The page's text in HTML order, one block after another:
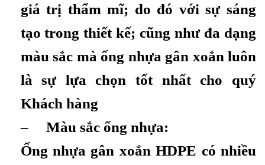
giá trị thẩm mĩ; do đó với sự sáng
tạo trong thiết kế; cũng như đa dạng
màu sắc mà ống nhựa gân xoắn luôn
là sự lựa chọn tốt nhất cho quý
Khách hàng
– Màu sắc ống nhựa:
Ống nhựa gân xoắn HDPE có nhiều